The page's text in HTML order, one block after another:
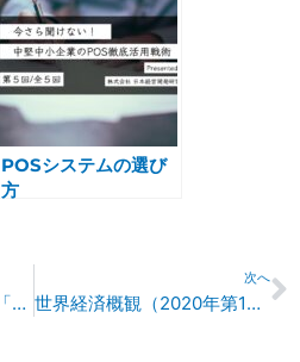
POSシステムの選び
方
POSシステム活用応用編「受発注・在庫管理」
次へ
世界経済概観（2020年第1四半期）